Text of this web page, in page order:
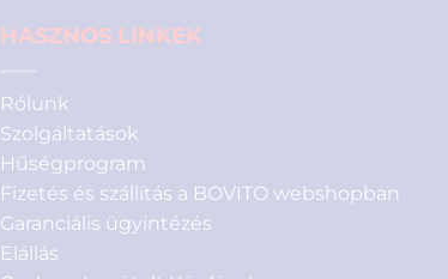
HASZNOS LINKEK
Rólunk
Szolgáltatások
Hűségprogram
Fizetés és szállítás a BOVITO webshopban
Garanciális ügyintézés
Elállás